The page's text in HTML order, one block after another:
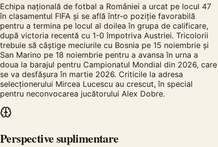
Echipa națională de fotbal a României a urcat pe locul 47
în clasamentul FIFA și se află într-o poziție favorabilă
pentru a termina pe locul al doilea în grupa de calificare,
după victoria recentă cu 1-0 împotriva Austriei. Tricolorii
trebuie să câștige meciurile cu Bosnia pe 15 noiembrie și
San Marino pe 18 noiembrie pentru a avansa în urna a
doua la barajul pentru Campionatul Mondial din 2026, care
se va desfășura în martie 2026. Criticile la adresa
selecționerului Mircea Lucescu au crescut, în special
pentru neconvocarea jucătorului Alex Dobre.
Perspective suplimentare